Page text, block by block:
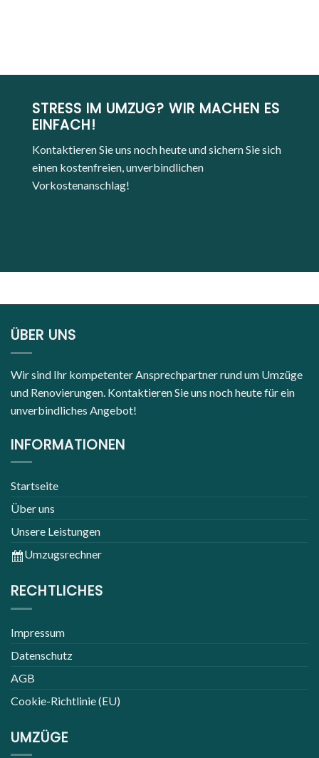
STRESS IM UMZUG? WIR MACHEN ES
EINFACH!
Kontaktieren Sie uns noch heute und sichern Sie sich
einen kostenfreien, unverbindlichen
Vorkostenanschlag!
ÜBER UNS
Wir sind Ihr kompetenter Ansprechpartner rund um Umzüge
und Renovierungen. Kontaktieren Sie uns noch heute für ein
unverbindliches Angebot!
INFORMATIONEN
Startseite
Über uns
Unsere Leistungen
Umzugsrechner
RECHTLICHES
Impressum
Datenschutz
AGB
Cookie-Richtlinie (EU)
UMZÜGE